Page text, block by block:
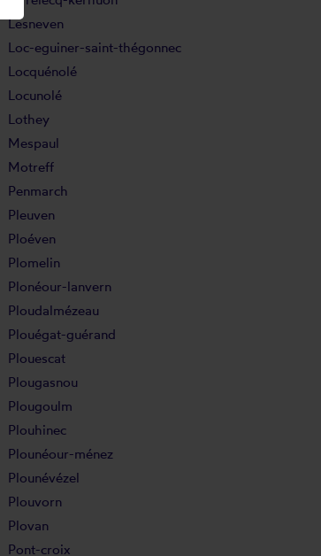
Lesneven
Loc-eguiner-saint-thégonnec
Locquénolé
Locunolé
Lothey
Mespaul
Motreff
Penmarch
Pleuven
Ploéven
Plomelin
Plonéour-lanvern
Ploudalmézeau
Plouégat-guérand
Plouescat
Plougasnou
Plougoulm
Plouhinec
Plounéour-ménez
Plounévézel
Plouvorn
Plovan
Pont-croix